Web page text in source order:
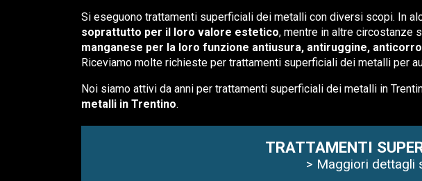
Si eseguono trattamenti superficiali dei metalli con diversi scopi. In
soprattutto per il loro valore estetico, mentre in altre circostanze
manganese per la loro funzione antiusura, antiruggine,
Riceviamo molte richieste per trattamenti superficiali dei metalli per
Noi siamo attivi da anni per trattamenti superficiali dei metalli in
metalli in Trentino.
TRATTAMENTI
> Maggiori dettagli